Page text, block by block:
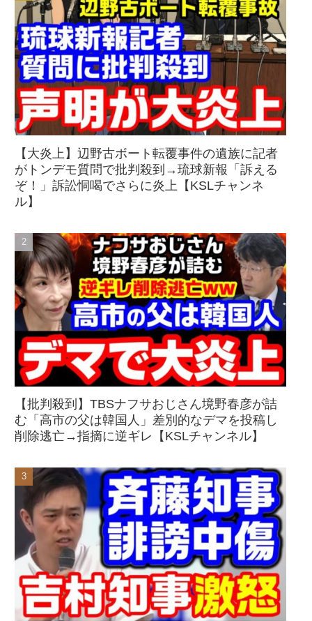
【大炎上】辺野古ボート転覆事件の遺族に記者
がトンデモ質問で批判殺到→琉球新報「訴える
ぞ！」訴訟恫喝でさらに炎上【KSLチャンネ
ル】
【批判殺到】TBSナフサおじさん境野春彦が詰
む「高市の父は韓国人」差別的なデマを投稿し
削除逃亡→指摘に逆ギレ【KSLチャンネル】